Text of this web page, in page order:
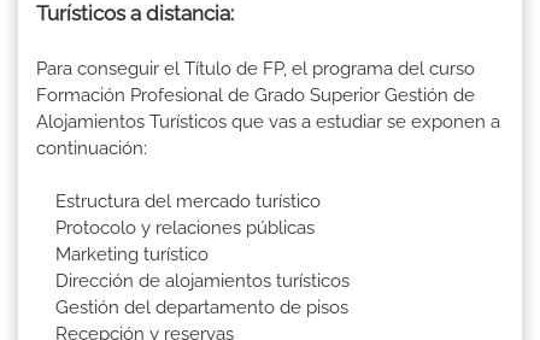
Turísticos a distancia:
Para conseguir el Título de FP, el programa del curso
Formación Profesional de Grado Superior Gestión de
Alojamientos Turísticos que vas a estudiar se exponen a
continuación:
Estructura del mercado turístico
Protocolo y relaciones públicas
Marketing turístico
Dirección de alojamientos turísticos
Gestión del departamento de pisos
Recepción y reservas